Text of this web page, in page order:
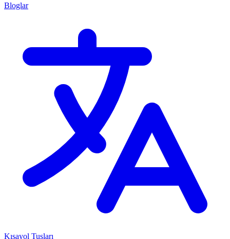
Bloglar
Kısayol Tuşları